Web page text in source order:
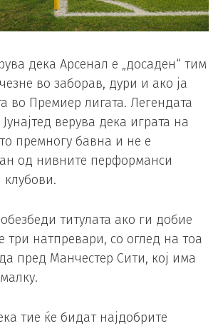
дека Арсенал е „досаден“ тим
во заборав, дури и ако ја
во Премиер лигата. Легендата
верува дека играта на
премногу бавна и не е
од нивните перформанси
титулата ако ги добие
три натпревари, со оглед на тоа
пред Манчестер Сити, кој има
тие ќе бидат најдобрите